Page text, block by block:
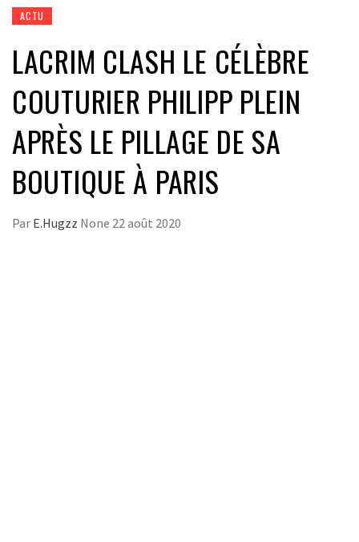
ACTU
LACRIM CLASH LE CÉLÈBRE
COUTURIER PHILIPP PLEIN
APRÈS LE PILLAGE DE SA
BOUTIQUE À PARIS
Par E.Hugzz None 22 août 2020